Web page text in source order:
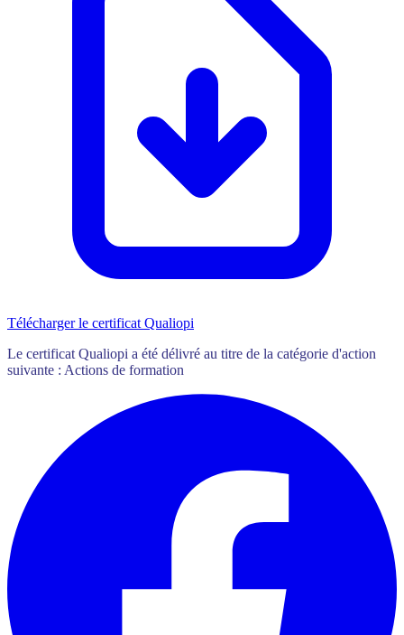
Télécharger le certificat Qualiopi
Le certificat Qualiopi a été délivré au titre de la catégorie d'action
suivante : Actions de formation